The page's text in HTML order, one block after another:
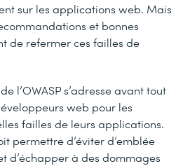
sur les applications web. Mais
et bonnes
de refermer ces failles de
l’OWASP s’adresse avant tout
web pour les
failles de leurs applications.
permettre d’éviter d’emblée
d’échapper à des dommages